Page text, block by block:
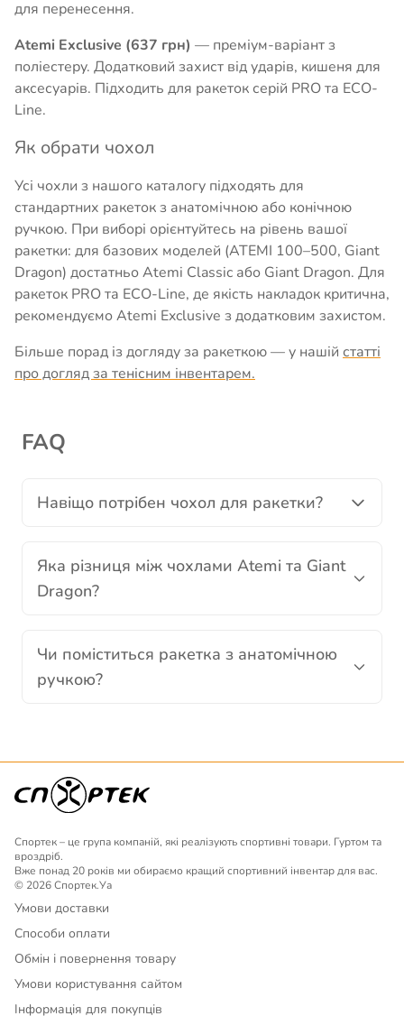
для перенесення.
Atemi Exclusive (637 грн) — преміум-варіант з
поліестеру. Додатковий захист від ударів, кишеня для
аксесуарів. Підходить для ракеток серій PRO та ECO-
Line.
Як обрати чохол
Усі чохли з нашого каталогу підходять для
стандартних ракеток з анатомічною або конічною
ручкою. При виборі орієнтуйтесь на рівень вашої
ракетки: для базових моделей (ATEMI 100–500, Giant
Dragon) достатньо Atemi Classic або Giant Dragon. Для
ракеток PRO та ECO-Line, де якість накладок критична,
рекомендуємо Atemi Exclusive з додатковим захистом.
Більше порад із догляду за ракеткою — у нашій статті
про догляд за тенісним інвентарем.
FAQ
Навіщо потрібен чохол для ракетки?
Яка різниця між чохлами Atemi та Giant
Dragon?
Чи поміститься ракетка з анатомічною
ручкою?
Спортек – це група компаній, які реалізують спортивні товари. Гуртом та
вроздріб.
Вже понад 20 років ми обираємо кращий спортивний інвентар для вас.
© 2026 Спортек.Уа
Умови доставки
Способи оплати
Обмін і повернення товару
Умови користування сайтом
Інформація для покупців